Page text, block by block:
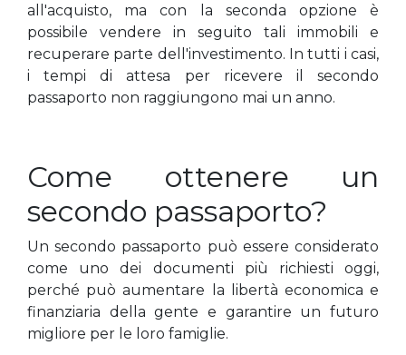
all'acquisto, ma con la seconda opzione è
possibile vendere in seguito tali immobili e
recuperare parte dell'investimento. In tutti i casi,
i tempi di attesa per ricevere il secondo
passaporto non raggiungono mai un anno.
Come ottenere un
secondo passaporto?
Un secondo passaporto può essere considerato
come uno dei documenti più richiesti oggi,
perché può aumentare la libertà economica e
finanziaria della gente e garantire un futuro
migliore per le loro famiglie.